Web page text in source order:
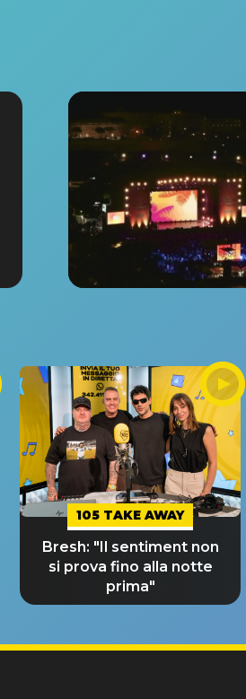
105 TAKE AWAY
Bresh: "Il sentiment non
si prova fino alla notte
prima"